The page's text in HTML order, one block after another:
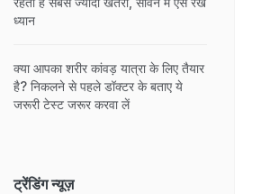
ध्यान
क्या आपका शरीर कांवड़ यात्रा के लिए तैयार
है? निकलने से पहले डॉक्टर के बताए ये
जरूरी टेस्ट जरूर करवा लें
ट्रेंडिंग न्यूज़